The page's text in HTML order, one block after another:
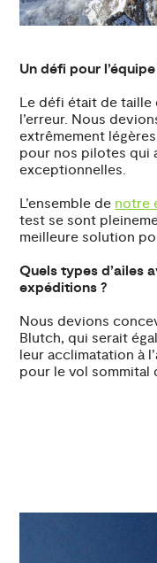
Un défi pour
Le défi était de taille
l’erreur. Nous
extrêmement
pour nos pilotes qui
exceptionnelles.
L’ensemble de notre
test se sont
meilleure solution
Quels types d’ailes
expéditions ?
Nous devions
Blutch, qui serait
leur acclimatation à
pour le vol sommital